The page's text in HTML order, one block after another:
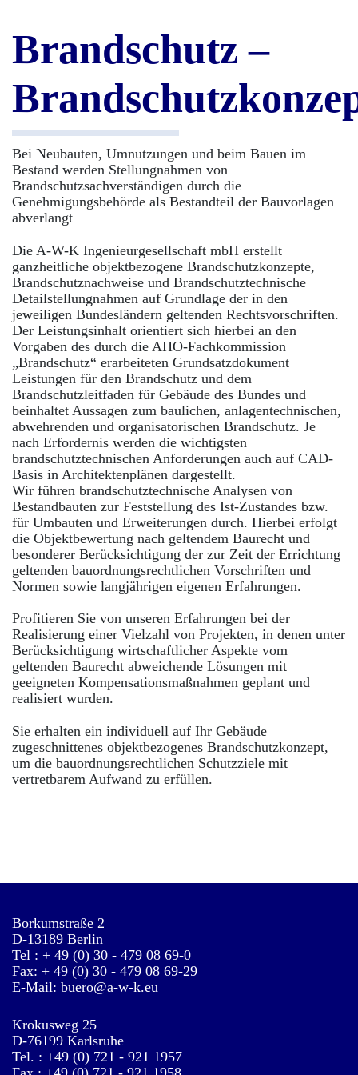
Brandschutz –
Bei Neubauten, Umnutzungen und beim Bauen im
Bestand werden Stellungnahmen von
Brandschutzsachverständigen durch die
Genehmigungsbehörde als Bestandteil der Bauvorlagen
abverlangt
Die A-W-K Ingenieurgesellschaft mbH erstellt
ganzheitliche objektbezogene Brandschutzkonzepte,
Brandschutznachweise und Brandschutztechnische
Detailstellungnahmen auf Grundlage der in den
jeweiligen Bundesländern geltenden Rechtsvorschriften.
Der Leistungsinhalt orientiert sich hierbei an den
Vorgaben des durch die AHO-Fachkommission
„Brandschutz“ erarbeiteten Grundsatzdokument
Leistungen für den Brandschutz und dem
Brandschutzleitfaden für Gebäude des Bundes und
beinhaltet Aussagen zum baulichen, anlagentechnischen,
abwehrenden und organisatorischen Brandschutz. Je
nach Erfordernis werden die wichtigsten
brandschutztechnischen Anforderungen auch auf CAD-
Basis in Architektenplänen dargestellt.
Wir führen brandschutztechnische Analysen von
Bestandbauten zur Feststellung des Ist-Zustandes bzw.
für Umbauten und Erweiterungen durch. Hierbei erfolgt
die Objektbewertung nach geltendem Baurecht und
besonderer Berücksichtigung der zur Zeit der Errichtung
geltenden bauordnungsrechtlichen Vorschriften und
Normen sowie langjährigen eigenen Erfahrungen.
Profitieren Sie von unseren Erfahrungen bei der
Realisierung einer Vielzahl von Projekten, in denen unter
Berücksichtigung wirtschaftlicher Aspekte vom
geltenden Baurecht abweichende Lösungen mit
geeigneten Kompensationsmaßnahmen geplant und
realisiert wurden.
Sie erhalten ein individuell auf Ihr Gebäude
zugeschnittenes objektbezogenes Brandschutzkonzept,
um die bauordnungsrechtlichen Schutzziele mit
vertretbarem Aufwand zu erfüllen.
Borkumstraße 2
D-13189 Berlin
Tel : + 49 (0) 30 - 479 08 69-0
Fax: + 49 (0) 30 - 479 08 69-29
E-Mail: buero@a-w-k.eu
Krokusweg 25
D-76199 Karlsruhe
Tel. : +49 (0) 721 - 921 1957